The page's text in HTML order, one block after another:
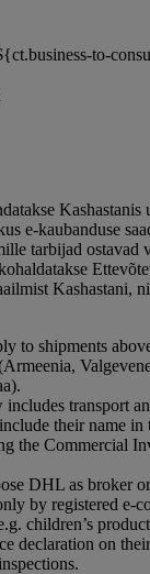
to-
e-kaubanduse
tarbijad ostavad
Kashastani,
to shipments
transport
their name in
the Commercial
DHL as broker
by registered e-
children’s
declaration on